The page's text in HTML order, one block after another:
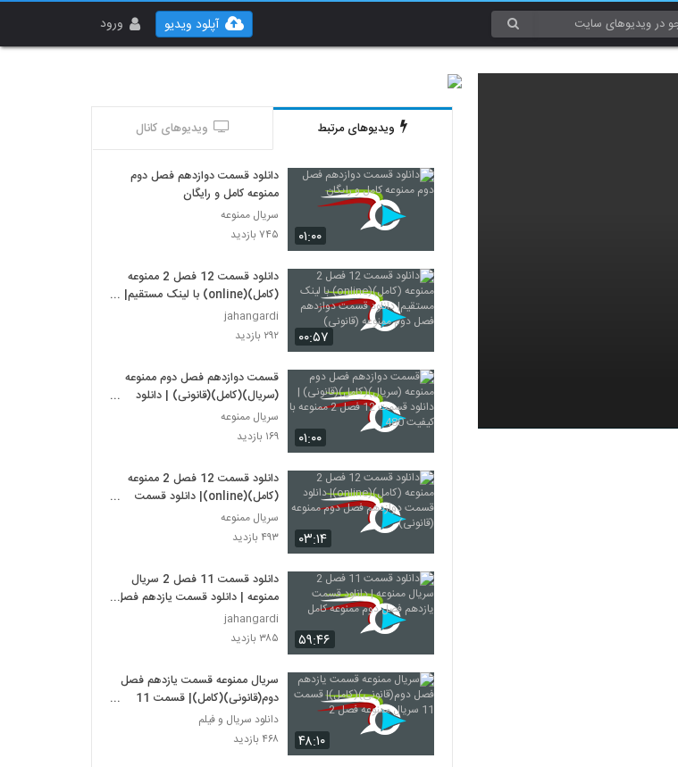
ورود آپلود ویدیو
ویدیوهای مرتبط ویدیوهای کانال
۰۱:۰۰
دانلود قسمت دوازدهم فصل دوم
ممنوعه کامل و رایگان
سریال ممنوعه
۷۴۵ بازدید
۰۰:۵۷
دانلود قسمت 12 فصل 2 ممنوعه
(کامل)(online) با لینک مستقیم|
دانلود قسمت دوازدهم فصل دوم
ممنوعه (قانونی)
jahangardi
۲۹۲ بازدید
۰۱:۰۰
قسمت دوازدهم فصل دوم ممنوعه
(سریال)(کامل)(قانونی) | دانلود
480
سریال ممنوعه
۱۶۹ بازدید
۰۳:۱۴
دانلود قسمت 12 فصل 2 ممنوعه
(کامل)(online)| دانلود قسمت
دوازدهم فصل دوم ممنوعه (قانونی)
سریال ممنوعه
۴۹۳ بازدید
۵۹:۴۶
دانلود قسمت 11 فصل 2 سریال
ممنوعه | دانلود قسمت یازدهم فصل
دوم ممنوعه کامل
jahangardi
۳۸۵ بازدید
۴۸:۱۰
سریال ممنوعه قسمت یازدهم فصل
دوم(قانونی)(کامل)| قسمت 11
سریال ممنوعه فصل 2
دانلود سریال و فیلم
۴۶۸ بازدید